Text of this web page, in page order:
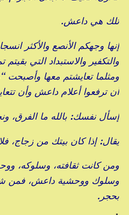
تلك هي داعش.
إنها وجهكم الأنصع والأكثر
والتكفير والاستبداد التي
ومثلما تعايشتم معها وأصبحت
أن ترفعوا أعلام داعش وأن
إسأل نفسك: بالله ما الفرق،
يقال: إذا كان بيتك من زجاج،
ومن كانت ثقافته، وسلوكه،
وسلوك ووحشية داعش، فمن
بحجر.